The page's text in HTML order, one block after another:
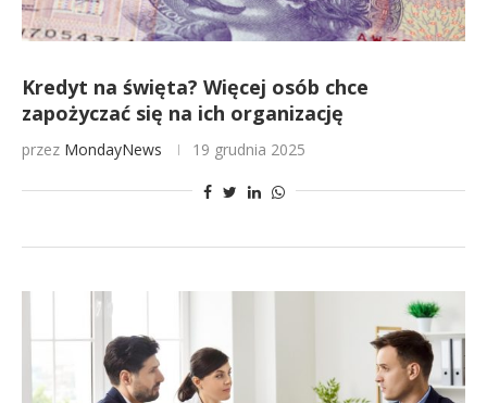
Kredyt na święta? Więcej osób chce
zapożyczać się na ich organizację
przez MondayNews 19 grudnia 2025